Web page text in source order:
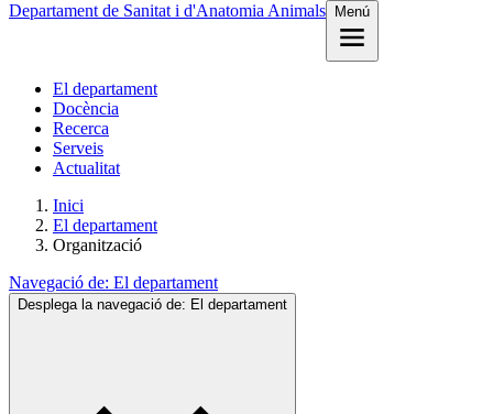
Departament de Sanitat i d'Anatomia Animals
Menú
El departament
Docència
Recerca
Serveis
Actualitat
Inici
El departament
Organització
Navegació de: El departament
Desplega la navegació de: El departament